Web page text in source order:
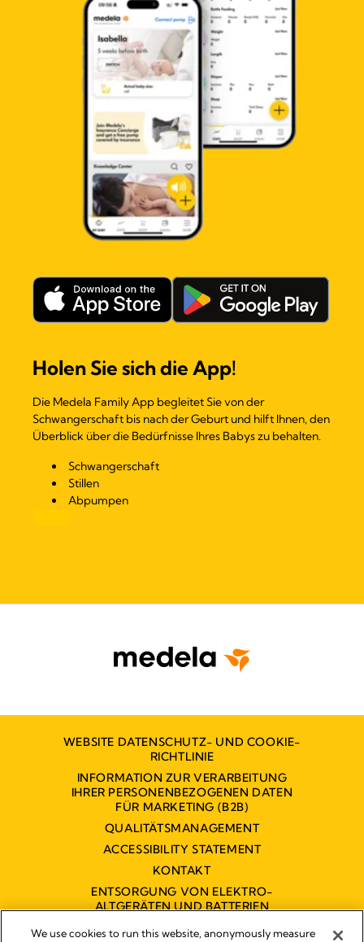
Holen Sie sich die App!
Die Medela Family App begleitet Sie von der
Schwangerschaft bis nach der Geburt und hilft Ihnen, den
Überblick über die Bedürfnisse Ihres Babys zu behalten.
Schwangerschaft
Stillen
Abpumpen
WEBSITE DATENSCHUTZ- UND COOKIE-
RICHTLINIE
INFORMATION ZUR VERARBEITUNG
IHRER PERSONENBEZOGENEN DATEN
FÜR MARKETING (B2B)
QUALITÄTSMANAGEMENT
ACCESSIBILITY STATEMENT
KONTAKT
ENTSORGUNG VON ELEKTRO-
ALTGERÄTEN UND BATTERIEN
BARRIEREFREIHEITSERKLÄRUNG
We use cookies to run this website, anonymously measure